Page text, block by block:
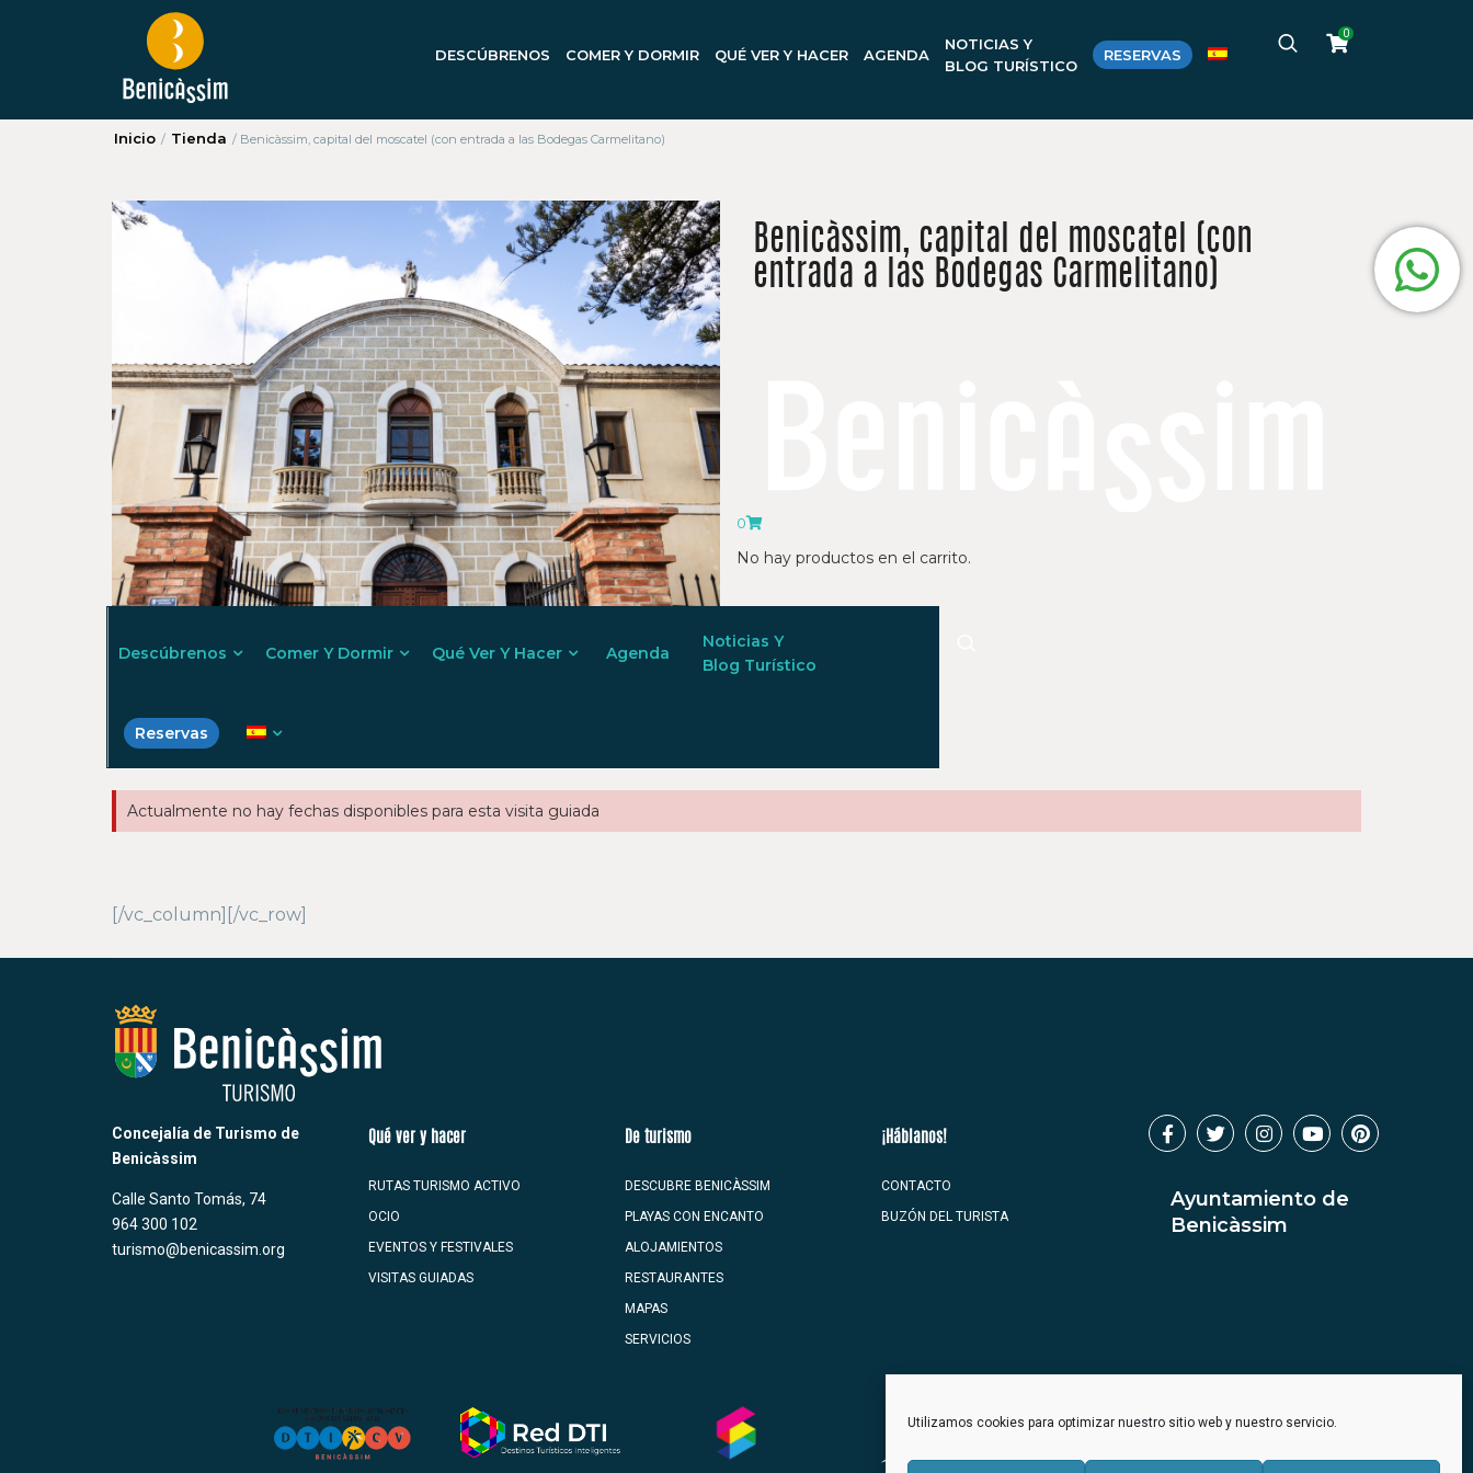
Utilizamos cookies para optimizar nuestro sitio web y nuestro servicio.
DESCÚBRENOS COMER Y DORMIR QUÉ VER Y HACER AGENDA
NOTICIAS Y
BLOG TURÍSTICO
RESERVAS
0
Inicio / Tienda / Benicàssim, capital del moscatel (con entrada a las Bodegas Carmelitano)
Benicàssim, capital del moscatel (con
entrada a las Bodegas Carmelitano)
Descúbrenos Comer Y Dormir Qué Ver Y Hacer Agenda
Noticias Y
Blog Turístico
Reservas
0
No hay productos en el carrito.
Actualmente no hay fechas disponibles para esta visita guiada
[/vc_column][/vc_row]
Concejalía de Turismo de
Benicàssim
Calle Santo Tomás, 74
964 300 102
turismo@benicassim.org
Qué ver y hacer
RUTAS TURISMO ACTIVO
OCIO
EVENTOS Y FESTIVALES
VISITAS GUIADAS
De turismo
DESCUBRE BENICÀSSIM
PLAYAS CON ENCANTO
ALOJAMIENTOS
RESTAURANTES
MAPAS
SERVICIOS
¡Háblanos!
CONTACTO
BUZÓN DEL TURISTA
Ayuntamiento de
Benicàssim